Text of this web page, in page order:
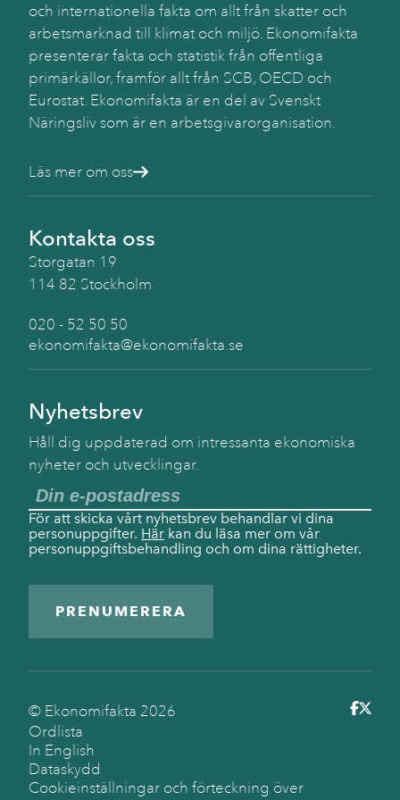
och internationella fakta om allt från skatter och
arbetsmarknad till klimat och miljö. Ekonomifakta
presenterar fakta och statistik från offentliga
primärkällor, framför allt från SCB, OECD och
Eurostat. Ekonomifakta är en del av Svenskt
Näringsliv som är en arbetsgivarorganisation.
Läs mer om oss
Kontakta oss
Storgatan 19
114 82 Stockholm
020 - 52 50 50
ekonomifakta@ekonomifakta.se
Nyhetsbrev
Håll dig uppdaterad om intressanta ekonomiska
nyheter och utvecklingar.
För att skicka vårt nyhetsbrev behandlar vi dina
personuppgifter. Här kan du läsa mer om vår
personuppgiftsbehandling och om dina rättigheter.
PRENUMERERA
© Ekonomifakta 2026
Ordlista
In English
Dataskydd
Cookieinställningar och förteckning över